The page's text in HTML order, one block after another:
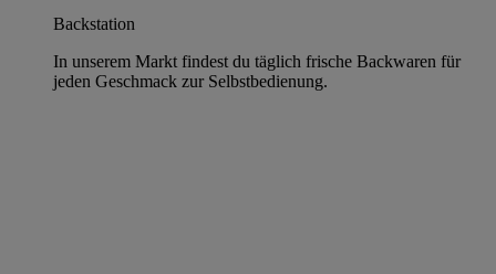
Backstation
In unserem Markt findest du täglich frische Backwaren für
jeden Geschmack zur Selbstbedienung.